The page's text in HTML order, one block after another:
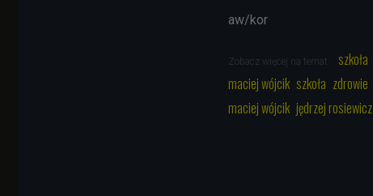
aw/kor
Zobacz więcej na temat: szkoła
maciej wójcik szkoła zdrowie
maciej wójcik jędrzej rosiewicz